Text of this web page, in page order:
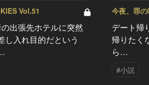
Vol.51
出張先ホテルに突然
し入れ目的だという
今夜、罪
デート帰
帰りたく
ら…
#小説